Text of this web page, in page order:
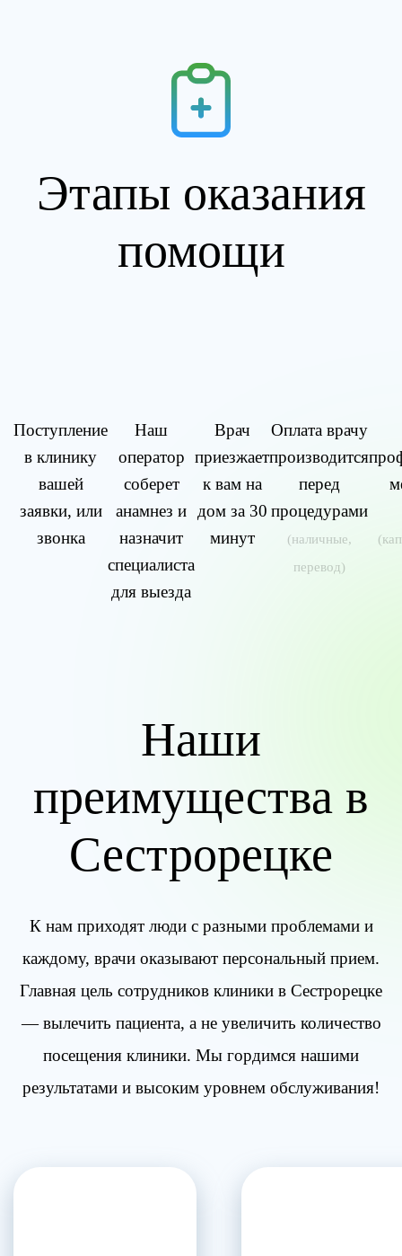
Этапы оказания
помощи
Поступление
в клинику
вашей
заявки, или
звонка
Наш
оператор
соберет
анамнез и
назначит
специалиста
для выезда
Врач
приезжает
к вам на
дом за 30
минут
Оплата врачу
производится
перед
процедурами
(наличные,
перевод)
Наши
преимущества в
Сестрорецке
К нам приходят люди с разными проблемами и
каждому, врачи оказывают персональный прием.
Главная цель сотрудников клиники в Сестрорецке
— вылечить пациента, а не увеличить количество
посещения клиники. Мы гордимся нашими
результатами и высоким уровнем обслуживания!